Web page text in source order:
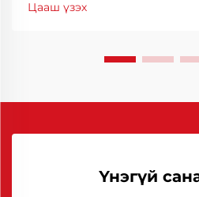
өндөр чанартай
Цааш үзэх
Үнэгүй